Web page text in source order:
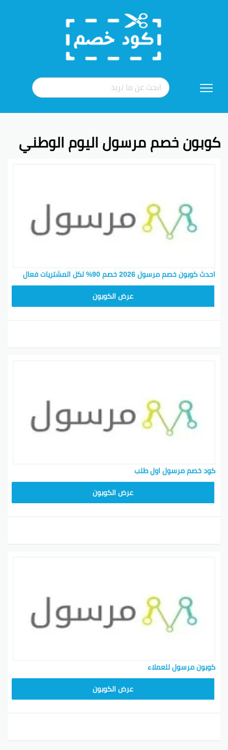
إلى
كوبون خصم مرسول اليوم الوطني
احدث كوبون خصم مرسول 2026 خصم 90% لكل المشتريات فعال
عرض الكوبون
كود خصم مرسول اول طلب
عرض الكوبون
كوبون مرسول للعملاء
عرض الكوبون